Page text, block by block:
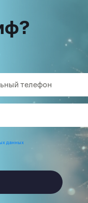
данных